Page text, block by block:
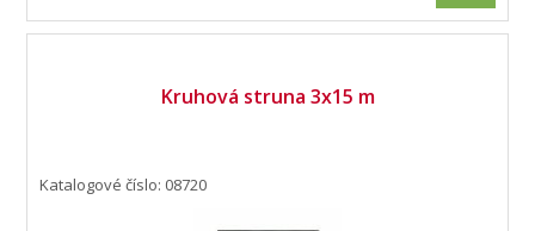
Kruhová struna 3x15 m
Katalogové číslo: 08720